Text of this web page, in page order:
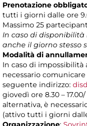
Prenotazione
tutti i giorni dalle ore
Massimo 25
In caso di
anche il giorno stesso
Modalità di
In caso di impossibilità
necessario
seguente indirizzo:
giovedì ore 8.30 –
alternativa, è
(attivo tutti i giorni